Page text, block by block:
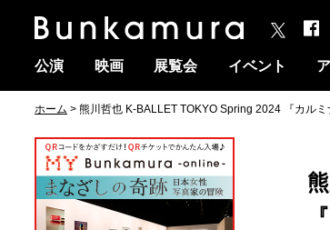
公演 映画 展覧会 イベント
ホーム > 熊川哲也 K-BALLET TOKYO Spring 2024 『カルミ